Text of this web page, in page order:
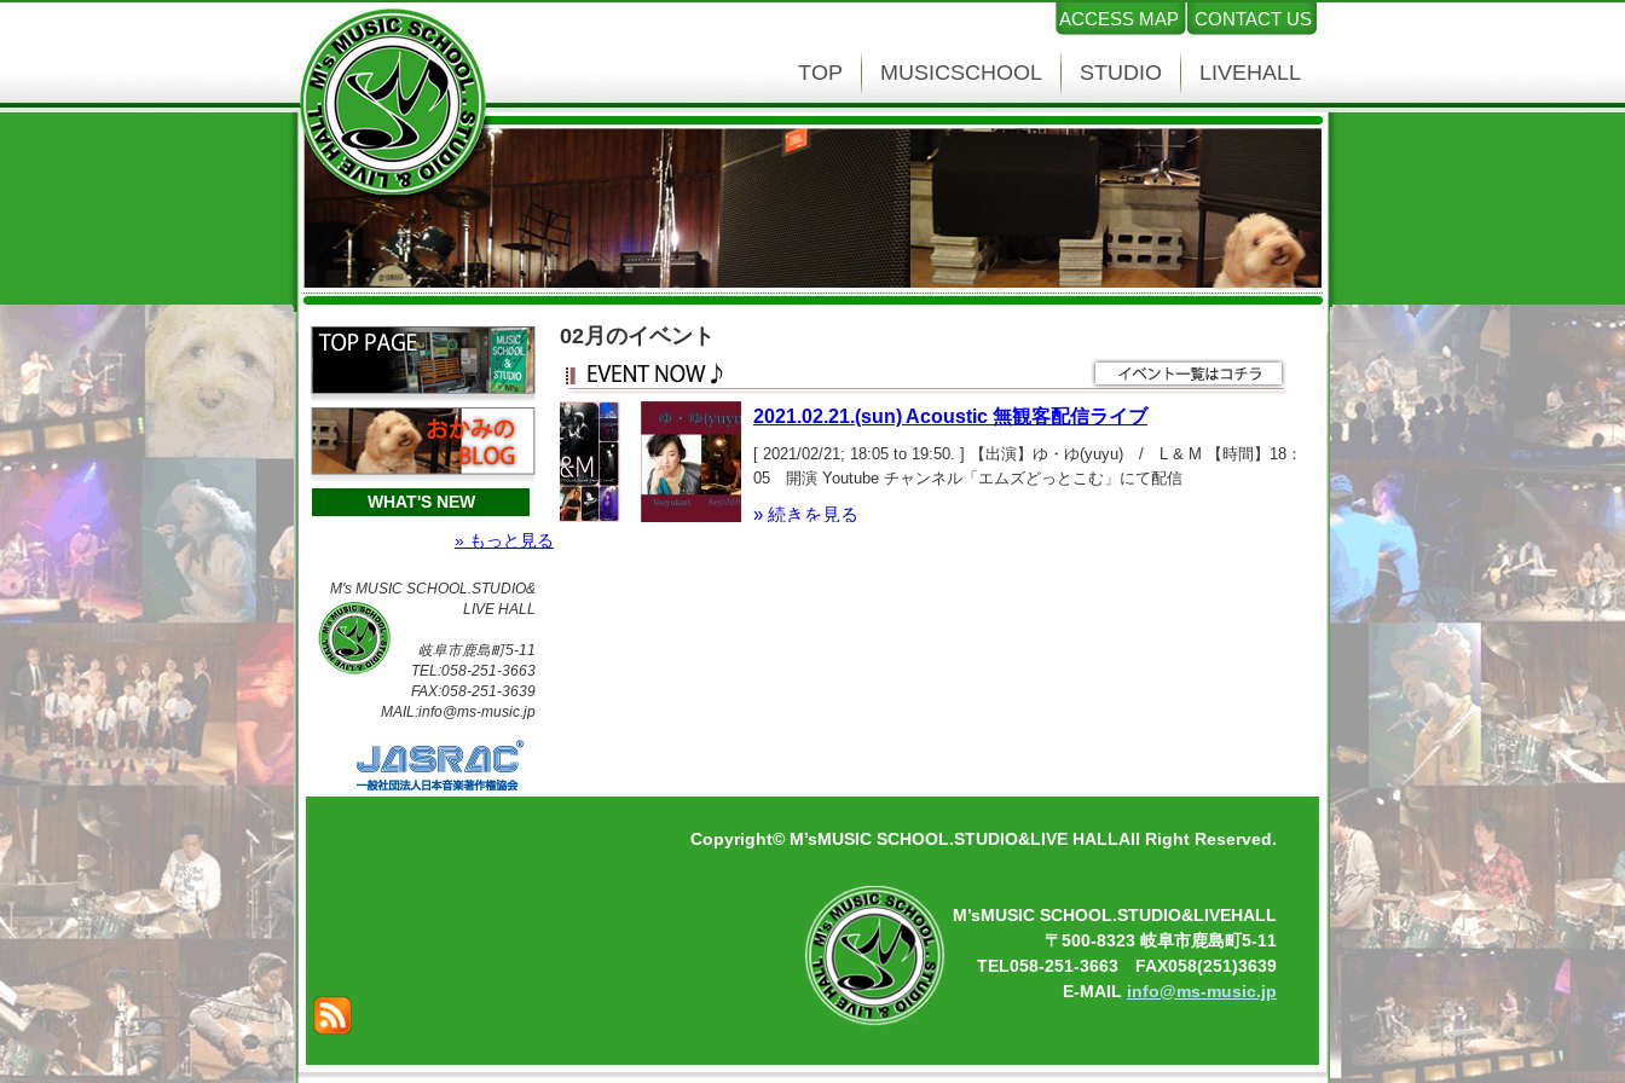
ACCESS MAP CONTACT US
TOP MUSICSCHOOL STUDIO LIVEHALL
WHAT'S NEW
» もっと見る
M's MUSIC SCHOOL.STUDIO&
LIVE HALL
岐阜市鹿島町5-11
TEL:058-251-3663
FAX:058-251-3639
MAIL:info@ms-music.jp
02月のイベント
2021.02.21.(sun) Acoustic 無観客配信ライブ
[ 2021/02/21; 18:05 to 19:50. ] 【出演】ゆ・ゆ(yuyu) / L & M 【時間】18：
05 開演 Youtube チャンネル「エムズどっとこむ」にて配信
» 続きを見る
Copyright© M’sMUSIC SCHOOL.STUDIO&LIVE HALLAll Right Reserved.
M’sMUSIC SCHOOL.STUDIO&LIVEHALL
〒500-8323 岐阜市鹿島町5-11
TEL058-251-3663 FAX058(251)3639
E-MAIL info@ms-music.jp